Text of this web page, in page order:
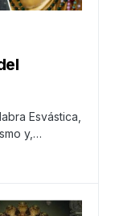
Esvástica,
y,…